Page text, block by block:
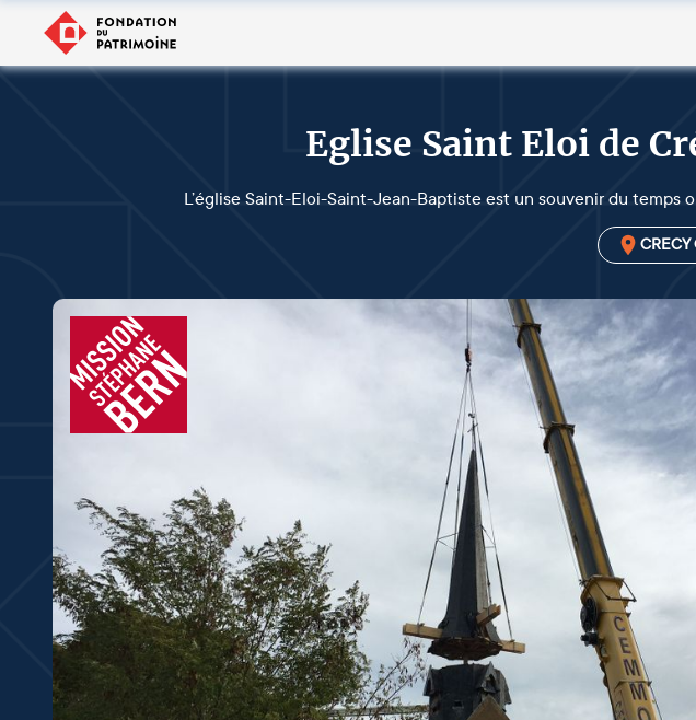
Eglise Saint Eloi de
L’église Saint-Eloi-Saint-Jean-Baptiste est un souvenir du temps